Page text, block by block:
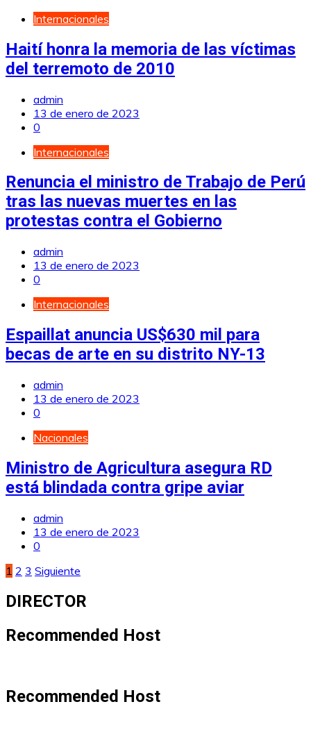
Internacionales
Haití honra la memoria de las víctimas
del terremoto de 2010
admin
13 de enero de 2023
0
Internacionales
Renuncia el ministro de Trabajo de Perú
tras las nuevas muertes en las
protestas contra el Gobierno
admin
13 de enero de 2023
0
Internacionales
Espaillat anuncia US$630 mil para
becas de arte en su distrito NY-13
admin
13 de enero de 2023
0
Nacionales
Ministro de Agricultura asegura RD
está blindada contra gripe aviar
admin
13 de enero de 2023
0
Paginación
de
entradas
1 2 3 Siguiente
DIRECTOR
Recommended Host
Recommended Host